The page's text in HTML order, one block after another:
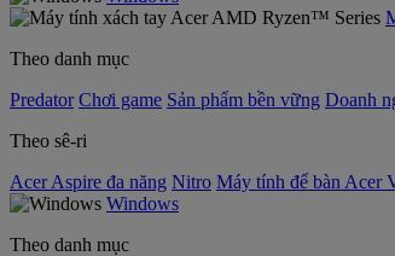
Theo danh mục
Predator Chơi game Sản phẩm bền vững Doanh
Theo sê-ri
Acer Aspire đa năng Nitro Máy tính để bàn Acer
Windows
Theo danh mục